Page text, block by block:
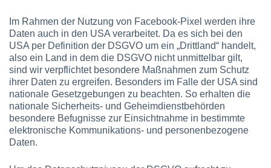
Im Rahmen der Nutzung von Facebook-Pixel werden ihre
Daten auch in den USA verarbeitet. Da es sich bei den
USA per Definition der DSGVO um ein „Drittland“ handelt,
also ein Land in dem die DSGVO nicht unmittelbar gilt,
sind wir verpflichtet besondere Maßnahmen zum Schutz
ihrer Daten zu ergreifen. Besonders im Falle der USA sind
nationale Gesetzgebungen zu beachten. So erhalten die
nationale Sicherheits- und Geheimdienstbehörden
besondere Befugnisse zur Einsichtnahme in bestimmte
elektronische Kommunikations- und personenbezogene
Daten.